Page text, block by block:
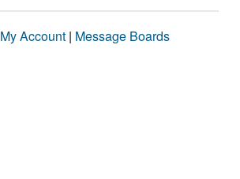
My Account | Message Boards